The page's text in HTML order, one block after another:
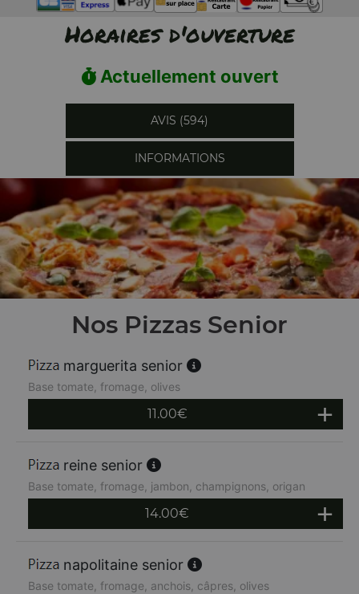
Horaires d'ouverture
Actuellement ouvert
AVIS (594)
INFORMATIONS
Nos Pizzas Senior
marguerita senior
Base tomate, fromage, olives
11.00€
reine senior
Base tomate, fromage, jambon, champignons, origan
14.00€
napolitaine senior
Base tomate, fromage, anchois, câpres, olives